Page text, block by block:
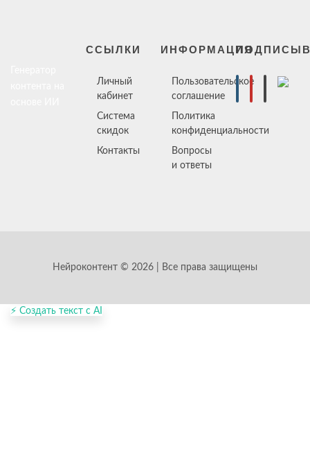
ССЫЛКИ
Личный
кабинет
Система
скидок
Контакты
ИНФОРМАЦИЯ
Пользовательское
соглашение
Политика
конфиденциальности
Вопросы
и ответы
Нейроконтент © 2026 | Все права защищены
⚡ Создать текст с AI